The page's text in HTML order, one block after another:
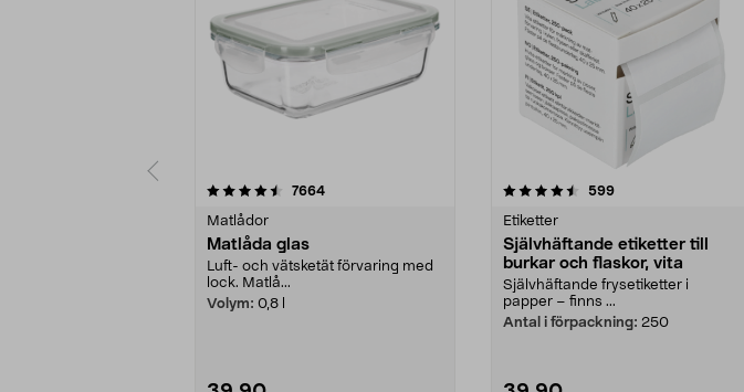
7664recensioner
Matlådor
Matlåda glas
Luft- och vätsketät förvaring med
lock. Matlå...
Volym: 0,8 l
4.5 av 5 stjärnor 599recensioner
Etiketter
Självhäftande etiketter till
burkar och flaskor, vita
Självhäftande frysetiketter i
papper – finns ...
Antal i förpackning: 250
4.5 av 5 stjärnor